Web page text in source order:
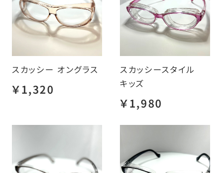
スカッシー オングラス
￥1,320
スカッシースタイル
キッズ
￥1,980